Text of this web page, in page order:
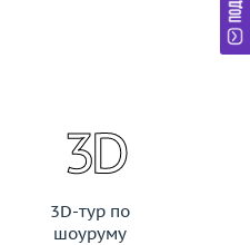
3D-тур по
шоуруму